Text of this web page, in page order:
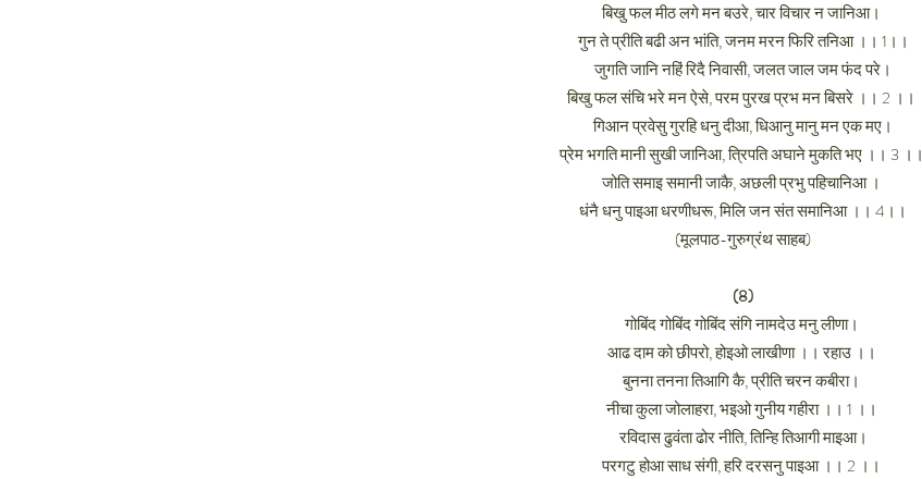
बिखु फल मीठ लगे मन बउरे, चार विचार न जानिआ।
गुन ते प्रीति बढी अन भांति, जनम मरन फिरि तनिआ ।। 1।।
जुगति जानि नहिं रिदै निवासी, जलत जाल जम फंद परे।
बिखु फल संचि भरे मन ऐसे, परम पुरख प्रभ मन बिसरे ।। 2 ।।
गिआन प्रवेसु गुरहि धनु दीआ, धिआनु मानु मन एक मए।
प्रेम भगति मानी सुखी जानिआ, त्रिपति अघाने मुकति भए ।। 3 ।।
जोति समाइ समानी जाकै, अछली प्रभु पहिचानिआ ।
धंनै धनु पाइआ धरणीधरू, मिलि जन संत समानिआ ।। 4।।
(मूलपाठ-गुरुग्रंथ साहब)
(8)
गोबिंद गोबिंद गोबिंद संगि नामदेउ मनु लीणा।
आढ दाम को छीपरो, होइओ लाखीणा ।। रहाउ ।।
बुनना तनना तिआगि कै, प्रीति चरन कबीरा।
नीचा कुला जोलाहरा, भइओ गुनीय गहीरा ।। 1 ।।
रविदास ढुवंता ढोर नीति, तिन्हि तिआगी माइआ।
परगटु होआ साध संगी, हरि दरसनु पाइआ ।। 2 ।।